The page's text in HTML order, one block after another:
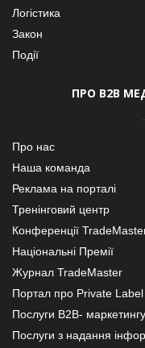
Логістика
Закон
Події
ПРО В2В
Про нас
Наша команда
Реклама на порталі
Тренінговий центр
Конференції
Національні Премії
Журнал TradeMaster
Портал про Private Label
Послуги В2В- маркетингу
Послуги з надання